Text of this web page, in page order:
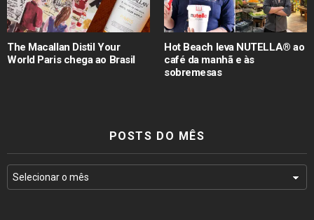
The Macallan Distil Your
World Paris chega ao Brasil
Hot Beach leva NUTELLA® ao
café da manhã e às
sobremesas
POSTS DO MÊS